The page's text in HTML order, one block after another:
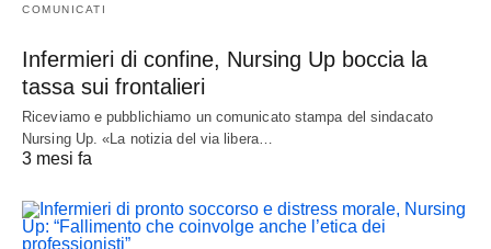
COMUNICATI
Infermieri di confine, Nursing Up boccia la
tassa sui frontalieri
Riceviamo e pubblichiamo un comunicato stampa del sindacato
Nursing Up. «La notizia del via libera…
3 mesi fa